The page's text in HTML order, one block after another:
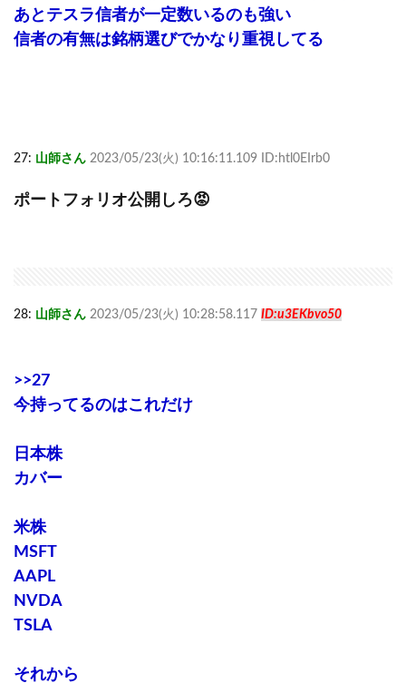
あとテスラ信者が一定数いるのも強い
信者の有無は銘柄選びでかなり重視してる
27: 山師さん 2023/05/23(火) 10:16:11.109 ID:htl0EIrb0
ポートフォリオ公開しろ😡
28: 山師さん 2023/05/23(火) 10:28:58.117 ID:u3EKbvo50
>>27
今持ってるのはこれだけ
日本株
カバー
米株
MSFT
AAPL
NVDA
TSLA
それから